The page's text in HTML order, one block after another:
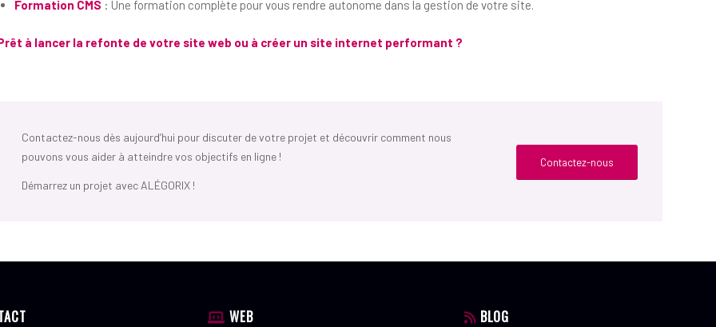
Formation CMS : Une formation complète pour vous rendre autonome dans la gestion de votre site.
à lancer la refonte de votre site web ou à créer un site internet performant ?
Contactez-nous dès aujourd’hui pour discuter de votre projet et découvrir comment nous
pouvons vous aider à atteindre vos objectifs en ligne !
Démarrez un projet avec ALÉGORIX !
Contactez-nous
WEB BLOG